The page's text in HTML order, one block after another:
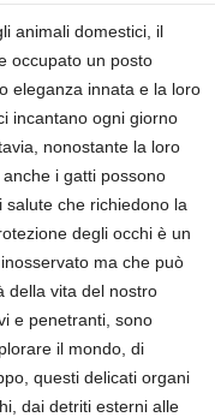
animali domestici, il
occupato un posto
eleganza innata e la loro
incantano ogni giorno
nonostante la loro
i gatti possono
che richiedono la
degli occhi è un
ma che può
della vita del nostro
e penetranti, sono
il mondo, di
questi delicati organi
dai detriti esterni alle